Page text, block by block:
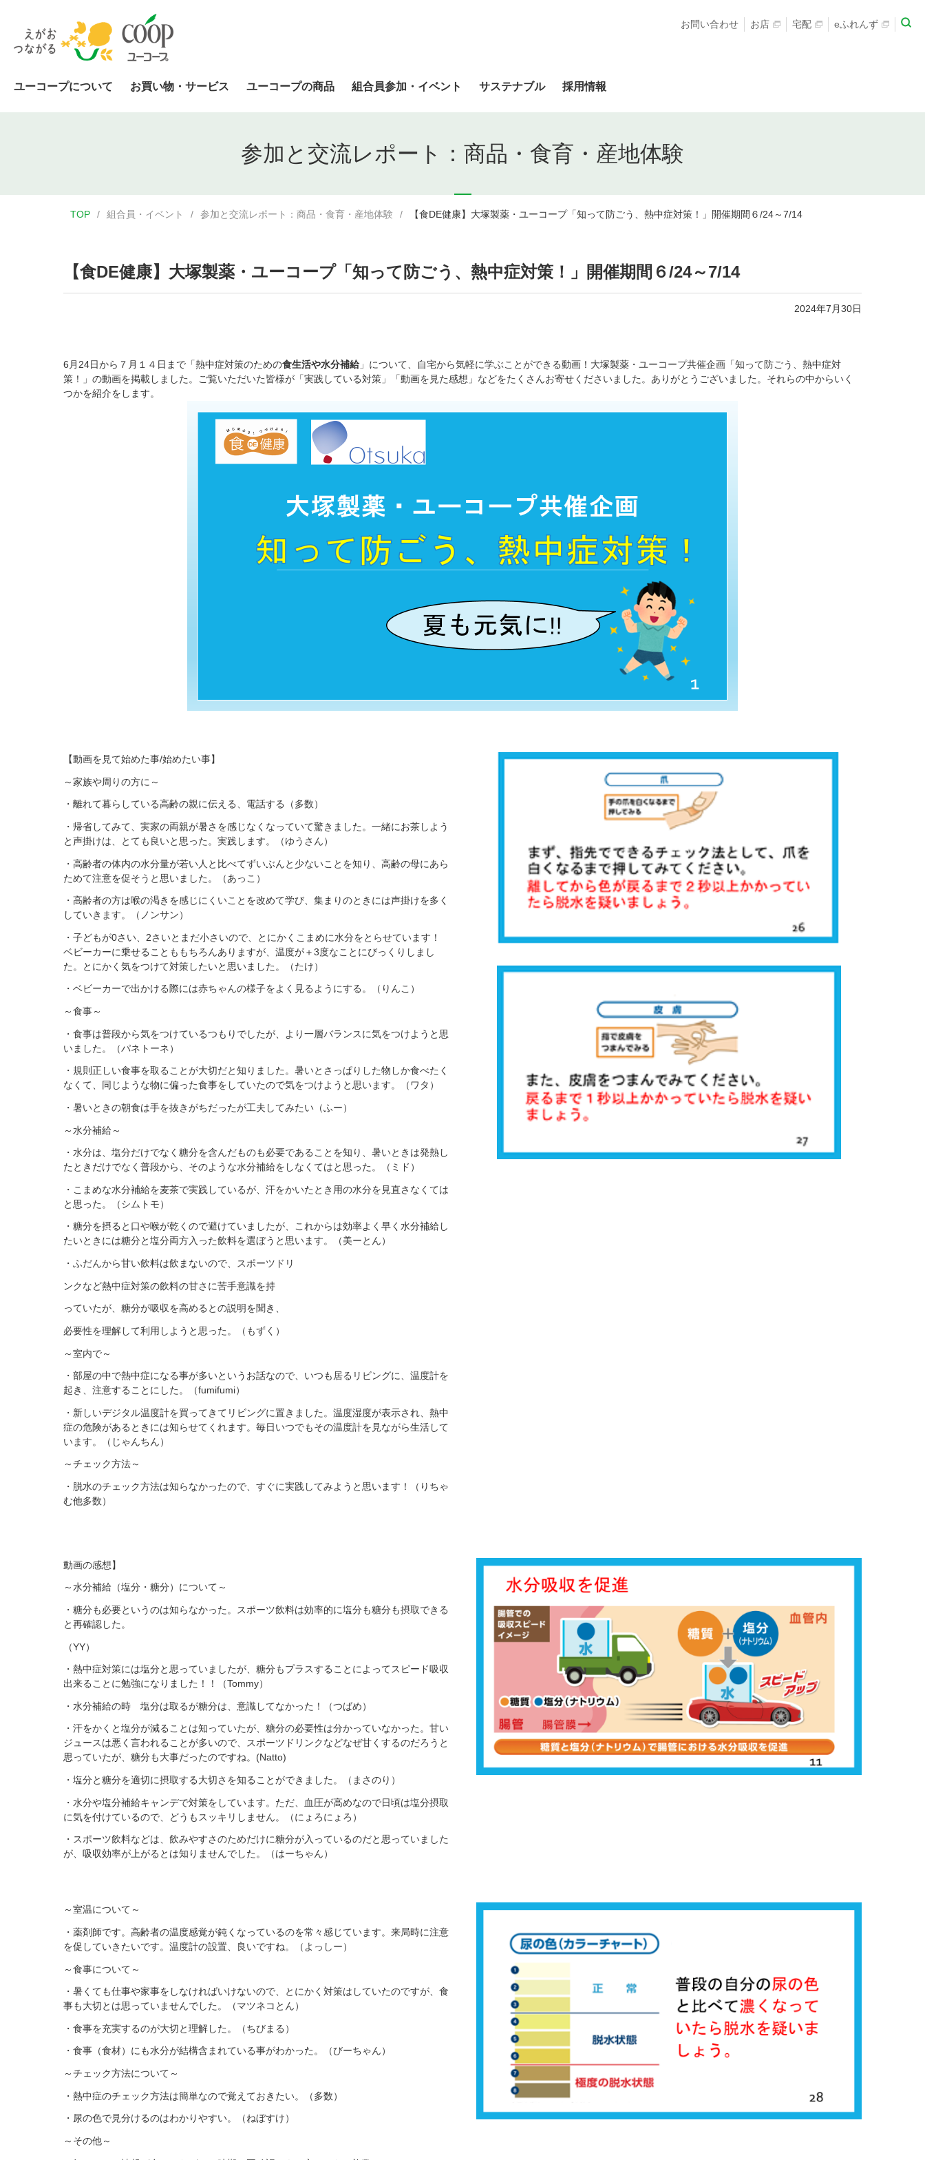
ユーコープについて お買い物・サービス ユーコープの商品 組合員参加・イベント サステナブル 採用情報
お問い合わせ お店 宅配 eふれんず
参加と交流レポート：商品・食育・産地体験
TOP 組合員・イベント 参加と交流レポート：商品・食育・産地体験 【食DE健康】大塚製薬・ユーコープ「知って防ごう、熱中症対策！」開催期間６/24～7/14
【食DE健康】大塚製薬・ユーコープ「知って防ごう、熱中症対策！」開催期間６/24～7/14
2024年7月30日
6月24日から７月１４日まで「熱中症対策のための食生活や水分補給」について、自宅から気軽に学ぶことができる動画！大塚製薬・ユーコープ共催企画「知って防ごう、熱中症対
策！」の動画を掲載しました。ご覧いただいた皆様が「実践している対策」「動画を見た感想」などをたくさんお寄せくださいました。ありがとうございました。それらの中からいく
つかを紹介をします。
【動画を見て始めた事/始めたい事】
～家族や周りの方に～
・離れて暮らしている高齢の親に伝える、電話する（多数）
・帰省してみて、実家の両親が暑さを感じなくなっていて驚きました。一緒にお茶しよう
と声掛けは、とても良いと思った。実践します。（ゆうさん）
・高齢者の体内の水分量が若い人と比べてずいぶんと少ないことを知り、高齢の母にあら
ためて注意を促そうと思いました。（あっこ）
・高齢者の方は喉の渇きを感じにくいことを改めて学び、集まりのときには声掛けを多く
していきます。（ノンサン）
・子どもが0さい、2さいとまだ小さいので、とにかくこまめに水分をとらせています！
ベビーカーに乗せることももちろんありますが、温度が＋3度なことにびっくりしまし
た。とにかく気をつけて対策したいと思いました。（たけ）
・ベビーカーで出かける際には赤ちゃんの様子をよく見るようにする。（りんこ）
～食事～
・食事は普段から気をつけているつもりでしたが、より一層バランスに気をつけようと思
いました。（パネトーネ）
・規則正しい食事を取ることが大切だと知りました。暑いとさっぱりした物しか食べたく
なくて、同じような物に偏った食事をしていたので気をつけようと思います。（ワタ）
・暑いときの朝食は手を抜きがちだったが工夫してみたい（ふー）
～水分補給～
・水分は、塩分だけでなく糖分を含んだものも必要であることを知り、暑いときは発熱し
たときだけでなく普段から、そのような水分補給をしなくてはと思った。（ミド）
・こまめな水分補給を麦茶で実践しているが、汗をかいたとき用の水分を見直さなくては
と思った。（シムトモ）
・糖分を摂ると口や喉が乾くので避けていましたが、これからは効率よく早く水分補給し
たいときには糖分と塩分両方入った飲料を選ぼうと思います。（美ーとん）
・ふだんから甘い飲料は飲まないので、スポーツドリ
ンクなど熱中症対策の飲料の甘さに苦手意識を持
っていたが、糖分が吸収を高めるとの説明を聞き、
必要性を理解して利用しようと思った。（もずく）
～室内で～
・部屋の中で熱中症になる事が多いというお話なので、いつも居るリビングに、温度計を
起き、注意することにした。（fumifumi）
・新しいデジタル温度計を買ってきてリビングに置きました。温度湿度が表示され、熱中
症の危険があるときには知らせてくれます。毎日いつでもその温度計を見ながら生活して
います。（じゃんちん）
～チェック方法～
・脱水のチェック方法は知らなかったので、すぐに実践してみようと思います！（りちゃ
む他多数）
動画の感想】
～水分補給（塩分・糖分）について～
・糖分も必要というのは知らなかった。スポーツ飲料は効率的に塩分も糖分も摂取できる
と再確認した。
（YY）
・熱中症対策には塩分と思っていましたが、糖分もプラスすることによってスピード吸収
出来ることに勉強になりました！！（Tommy）
・水分補給の時 塩分は取るが糖分は、意識してなかった！（つばめ）
・汗をかくと塩分が減ることは知っていたが、糖分の必要性は分かっていなかった。甘い
ジュースは悪く言われることが多いので、スポーツドリンクなどなぜ甘くするのだろうと
思っていたが、糖分も大事だったのですね。(Natto)
・塩分と糖分を適切に摂取する大切さを知ることができました。（まさのり）
・水分や塩分補給キャンデで対策をしています。ただ、血圧が高めなので日頃は塩分摂取
に気を付けているので、どうもスッキリしません。（にょろにょろ）
・スポーツ飲料などは、飲みやすさのためだけに糖分が入っているのだと思っていました
が、吸収効率が上がるとは知りませんでした。（はーちゃん）
～室温について～
・薬剤師です。高齢者の温度感覚が鈍くなっているのを常々感じています。来局時に注意
を促していきたいです。温度計の設置、良いですね。（よっしー）
～食事について～
・暑くても仕事や家事をしなければいけないので、とにかく対策はしていたのですが、食
事も大切とは思っていませんでした。（マツネコとん）
・食事を充実するのが大切と理解した。（ちびまる）
・食事（食材）にも水分が結構含まれている事がわかった。（びーちゃん）
～チェック方法について～
・熱中症のチェック方法は簡単なので覚えておきたい。（多数）
・尿の色で見分けるのはわかりやすい。（ねぼすけ）
～その他～